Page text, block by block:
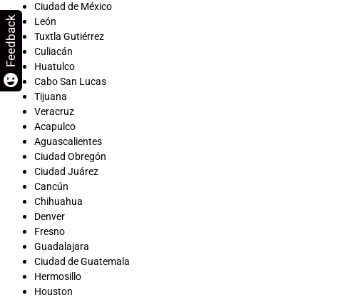
Ciudad de México
León
Tuxtla Gutiérrez
Culiacán
Huatulco
Cabo San Lucas
Tijuana
Veracruz
Acapulco
Aguascalientes
Ciudad Obregón
Ciudad Juárez
Cancún
Chihuahua
Denver
Fresno
Guadalajara
Ciudad de Guatemala
Hermosillo
Houston
Feedback